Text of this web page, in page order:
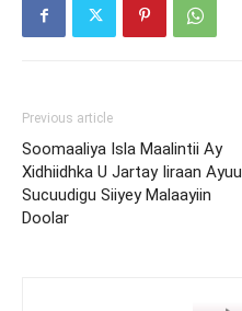
Previous article
Soomaaliya Isla Maalintii Ay
Xidhiidhka U Jartay Iiraan Ayuu
Sucuudigu Siiyey Malaayiin
Doolar